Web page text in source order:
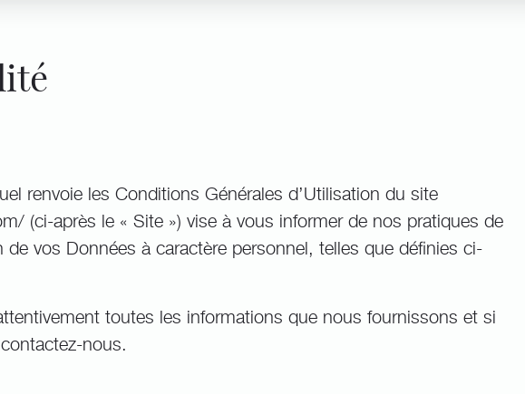
renvoie les Conditions Générales d’Utilisation du site
(ci-après le « Site ») vise à vous informer de nos pratiques de
vos Données à caractère personnel, telles que définies ci-
toutes les informations que nous fournissons et si
nous.